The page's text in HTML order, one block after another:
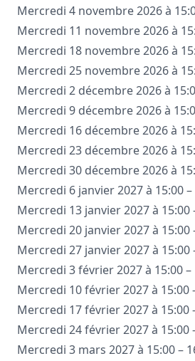
Mercredi 4 novembre 2026 à
Mercredi 11 novembre 2026 à
Mercredi 18 novembre 2026 à
Mercredi 25 novembre 2026 à
Mercredi 2 décembre 2026 à
Mercredi 9 décembre 2026 à
Mercredi 16 décembre 2026 à
Mercredi 23 décembre 2026 à
Mercredi 30 décembre 2026 à
Mercredi 6 janvier 2027 à 15:00 –
Mercredi 13 janvier 2027 à 15:00
Mercredi 20 janvier 2027 à 15:00
Mercredi 27 janvier 2027 à 15:00
Mercredi 3 février 2027 à 15:00 –
Mercredi 10 février 2027 à 15:00
Mercredi 17 février 2027 à 15:00
Mercredi 24 février 2027 à 15:00
Mercredi 3 mars 2027 à 15:00 –